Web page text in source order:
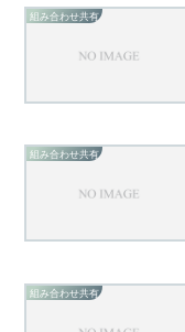
組み合わせ共有
組み合わせ共有
組み合わせ共有